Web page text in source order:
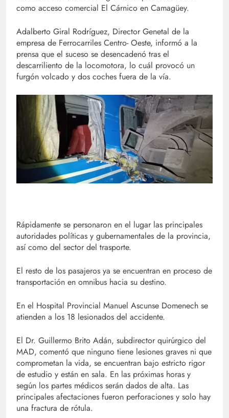
como acceso comercial El Cárnico en Camagüey.
Adalberto Giral Rodríguez, Director Genetal de la
empresa de Ferrocarriles Centro- Oeste, informó a la
prensa que el suceso se desencadenó tras el
descarriliento de la locomotora, lo cuál provocó un
furgón volcado y dos coches fuera de la vía.
Rápidamente se personaron en el lugar las principales
autoridades políticas y gubernamentales de la provincia,
así como del sector del trasporte.
El resto de los pasajeros ya se encuentran en proceso de
transportación en omnibus hacia su destino.
En el Hospital Provincial Manuel Ascunse Domenech se
atienden a los 18 lesionados del accidente.
El Dr. Guillermo Brito Adán, subdirector quirúrgico del
MAD, comentó que ninguno tiene lesiones graves ni que
comprometan la vida, se encuentran bajo estricto rigor
de estudio y están en sala. En las próximas horas y
según los partes médicos serán dados de alta. Las
principales afectaciones fueron perforaciones y solo hay
una fractura de rótula.